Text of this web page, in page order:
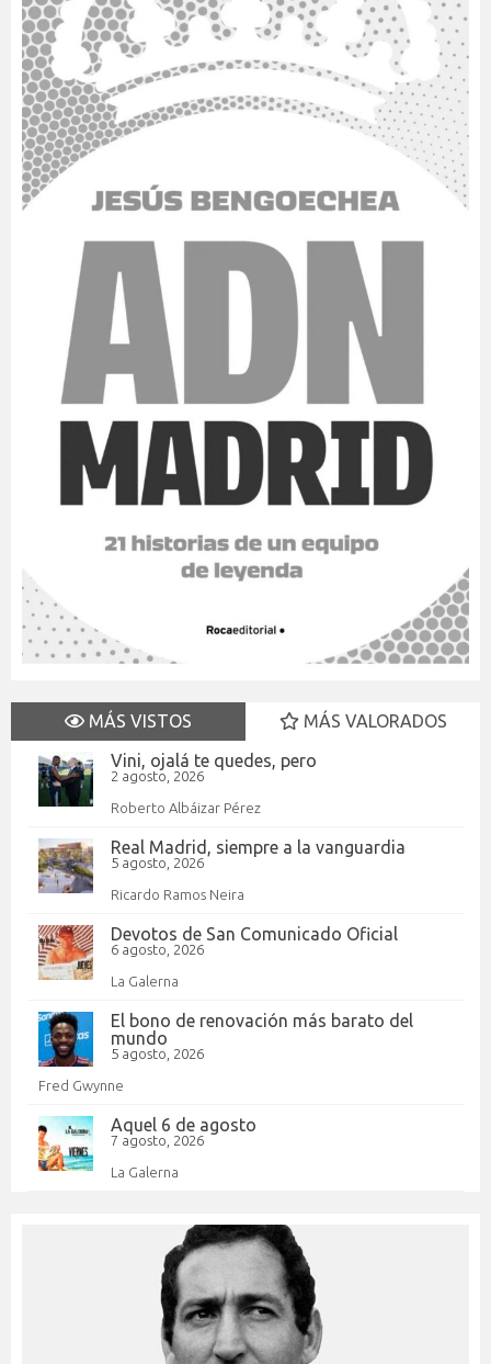
MÁS VISTOS
MÁS VALORADOS
Vini, ojalá te quedes, pero
2 agosto, 2026
Roberto Albáizar Pérez
Real Madrid, siempre a la vanguardia
5 agosto, 2026
Ricardo Ramos Neira
Devotos de San Comunicado Oficial
6 agosto, 2026
La Galerna
El bono de renovación más barato del
mundo
5 agosto, 2026
Fred Gwynne
Aquel 6 de agosto
7 agosto, 2026
La Galerna